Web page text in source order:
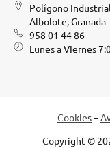
Polígono
Albolote, Granada
958 01 44 86
Lunes a VIernes
Cookies–
Copyright ©